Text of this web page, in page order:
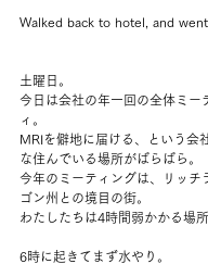
Walked back to hotel, and went
土曜日。
今日は会社の年一回の全体ミー
ィ。
MRIを僻地に届ける、という会
な住んでいる場所がばらばら。
今年のミーティングは、リッチ
ゴン州との境目の街。
わたしたちは4時間弱かかる場所
6時に起きてまず水やり。